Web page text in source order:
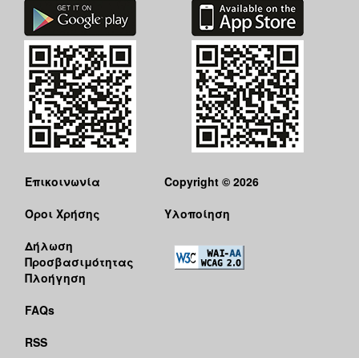
Επικοινωνία
Όροι Χρήσης
Δήλωση
Προσβασιμότητας
Πλοήγηση
FAQs
RSS
Copyright © 2026
Υλοποίηση